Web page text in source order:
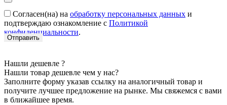
Согласен(на) на обработку персональных данных и
подтверждаю ознакомление с Политикой
конфиденциальности.
Нашли дешевле ?
Нашли товар дешевле чем у нас?
Заполните форму указав ссылку на аналогичный товар и
получите лучшее предложение на рынке. Мы свяжемся с вами
в ближайшее время.